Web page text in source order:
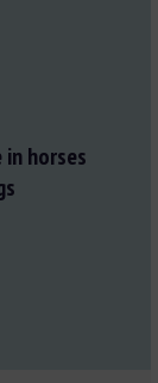
horses